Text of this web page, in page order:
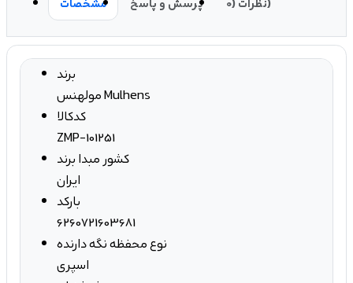
برند
مولهنس Mulhens
کدکالا
ZMP-101251
کشور مبدا برند
ایران
بارکد
6260721603681
نوع محفظه نگه دارنده
اسپری